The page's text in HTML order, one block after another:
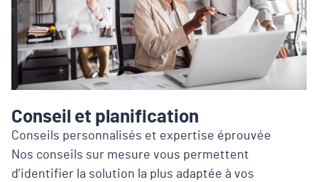
Conseil et planification
Conseils personnalisés et expertise éprouvée
Nos conseils sur mesure vous permettent
d’identifier la solution la plus adaptée à vos